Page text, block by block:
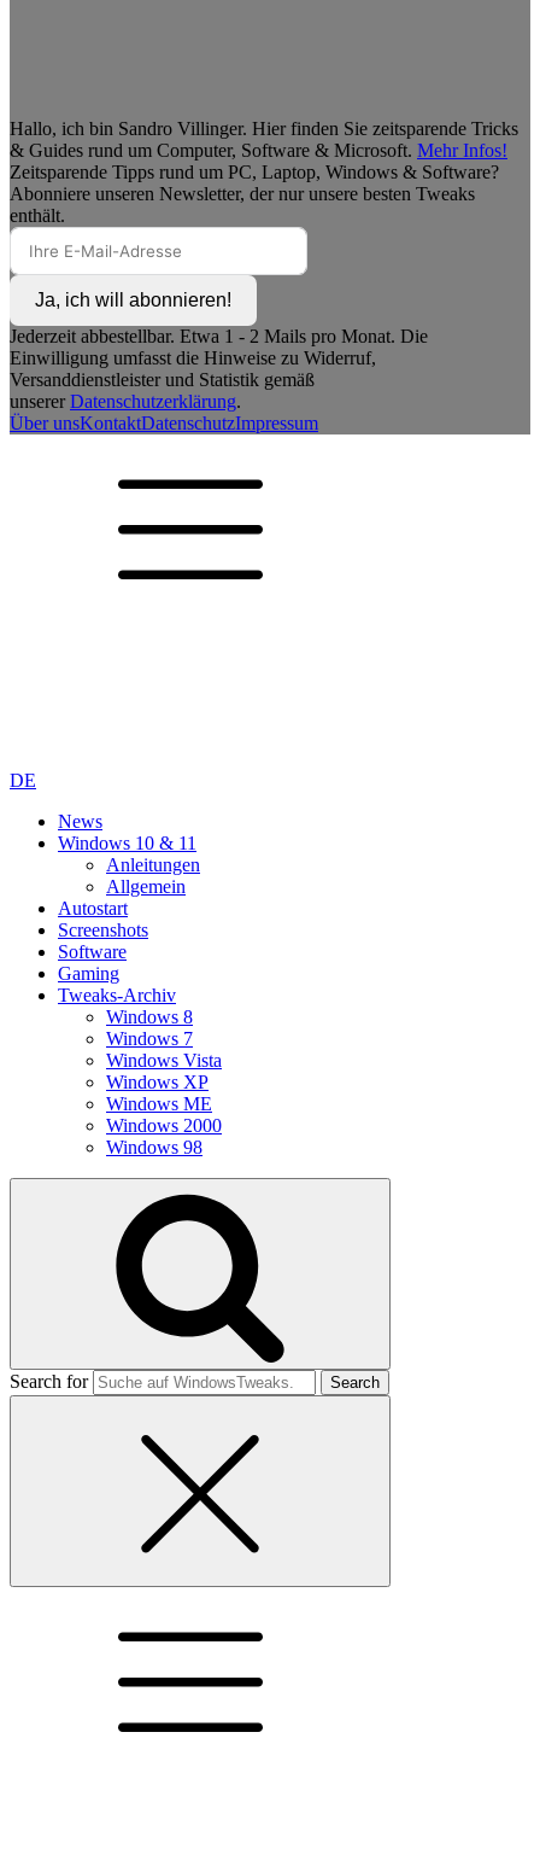
Hallo, ich bin Sandro Villinger. Hier finden Sie zeitsparende Tricks
& Guides rund um Computer, Software & Microsoft. Mehr Infos!
Zeitsparende Tipps rund um PC, Laptop, Windows & Software?
Abonniere unseren Newsletter, der nur unsere besten Tweaks
enthält.
Ja, ich will abonnieren!
Jederzeit abbestellbar. Etwa 1 - 2 Mails pro Monat. Die
Einwilligung umfasst die Hinweise zu Widerruf,
Versanddienstleister und Statistik gemäß
unsererDatenschutzerklärung.
Über unsKontaktDatenschutzImpressum
DE
News
Windows 10 & 11
Anleitungen
Allgemein
Autostart
Screenshots
Software
Gaming
Tweaks-Archiv
Windows 8
Windows 7
Windows Vista
Windows XP
Windows ME
Windows 2000
Windows 98
Search for